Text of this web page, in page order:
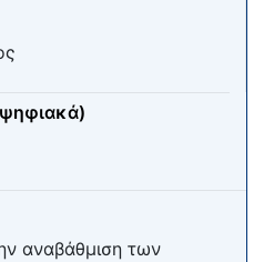
αναβάθμιση των